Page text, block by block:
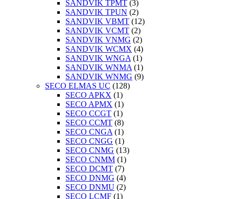
SANDVIK TPMT (3)
SANDVIK TPUN (2)
SANDVIK VBMT (12)
SANDVIK VCMT (2)
SANDVIK VNMG (2)
SANDVIK WCMX (4)
SANDVIK WNGA (1)
SANDVIK WNMA (1)
SANDVIK WNMG (9)
SECO ELMAS UÇ (128)
SECO APKX (1)
SECO APMX (1)
SECO CCGT (1)
SECO CCMT (8)
SECO CNGA (1)
SECO CNGG (1)
SECO CNMG (13)
SECO CNMM (1)
SECO DCMT (7)
SECO DNMG (4)
SECO DNMU (2)
SECO LCMF (1)